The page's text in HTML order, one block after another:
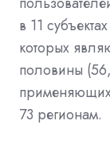
в 11
которых
половины
73 регионам.